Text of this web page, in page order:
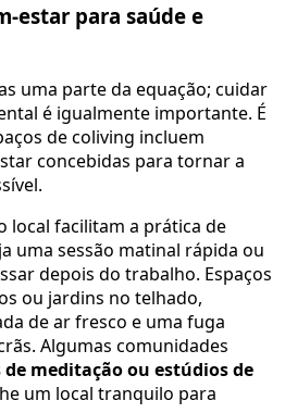
estar para saúde e
uma parte da equação; cuidar
é igualmente importante. É
de coliving incluem
concebidas para tornar a
local facilitam a prática de
uma sessão matinal rápida ou
depois do trabalho. Espaços
ou jardins no telhado,
de ar fresco e uma fuga
Algumas comunidades
de meditação ou estúdios de
um local tranquilo para